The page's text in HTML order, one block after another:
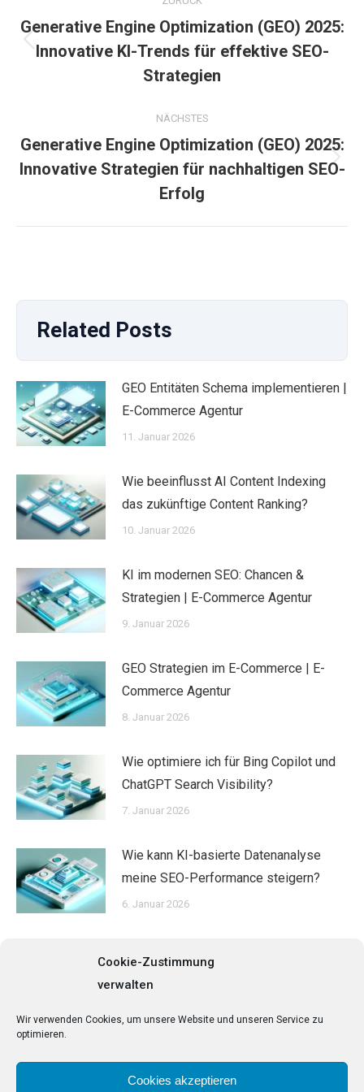
Cookie-Zustimmung
verwalten
Wir verwenden Cookies, um unsere Website und unseren Service zu
optimieren.
Cookies akzeptieren
Vorheriger
Beitrag:
Generative Engine Optimization (GEO) 2025:
Innovative KI-Trends für effektive SEO-
Strategien
NÄCHSTES
Nächster
Beitrag:
Generative Engine Optimization (GEO) 2025:
Innovative Strategien für nachhaltigen SEO-
Erfolg
Related Posts
GEO Entitäten Schema implementieren |
E-Commerce Agentur
11. Januar 2026
Wie beeinflusst AI Content Indexing
das zukünftige Content Ranking?
10. Januar 2026
KI im modernen SEO: Chancen &
Strategien | E-Commerce Agentur
9. Januar 2026
GEO Strategien im E-Commerce | E-
Commerce Agentur
8. Januar 2026
Wie optimiere ich für Bing Copilot und
ChatGPT Search Visibility?
7. Januar 2026
Wie kann KI-basierte Datenanalyse
meine SEO-Performance steigern?
6. Januar 2026